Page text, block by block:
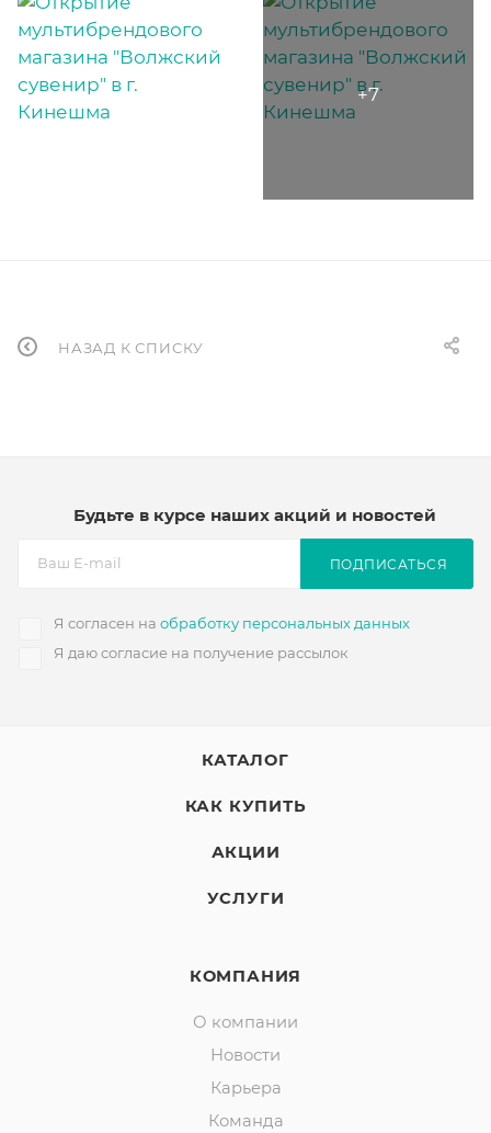
НАЗАД К СПИСКУ
Будьте в курсе наших акций и новостей
Я согласен на обработку персональных данных
Я даю согласие на получение рассылок
ПОДПИСАТЬСЯ
КАТАЛОГ
КАК КУПИТЬ
АКЦИИ
УСЛУГИ
КОМПАНИЯ
О компании
Новости
Карьера
Команда